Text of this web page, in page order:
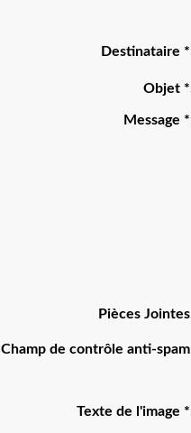
Destinataire *
Objet *
Message *
Pièces Jointes
Champ de contrôle anti-spam
Texte de l'image *